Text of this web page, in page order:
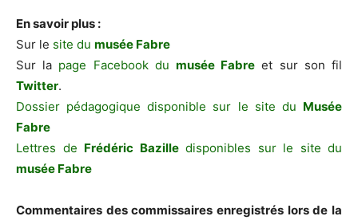
En savoir plus :
Sur le site du musée Fabre
Sur la page Facebook dumusée Fabre et sur son fil
Twitter.
Dossier pédagogique disponible sur le site du Musée
Fabre
Lettres de Frédéric Bazilledisponibles sur le site du
musée Fabre
Commentaires des commissaires enregistrés lors de la